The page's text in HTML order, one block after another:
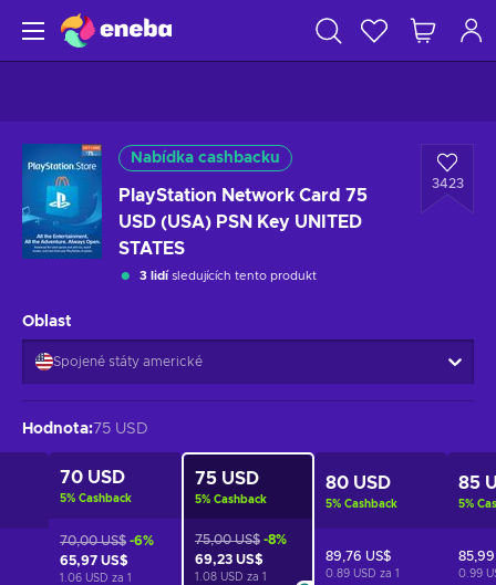
Nabídka cashbacku
PlayStation Network Card 75
USD (USA) PSN Key UNITED
STATES
3 lidí sledujících tento produkt
3423
Oblast
Spojené státy americké
Hodnota:75 USD
70 USD
5% Cashback
70,00 US$ -6%
65,97 US$
1.06 USD za 1
75 USD
5% Cashback
75,00 US$ -8%
69,23 US$
1.08 USD za 1
80 USD
5% Cashback
89,76 US$
0.89 USD za 1
85
5%
85,99
0.99